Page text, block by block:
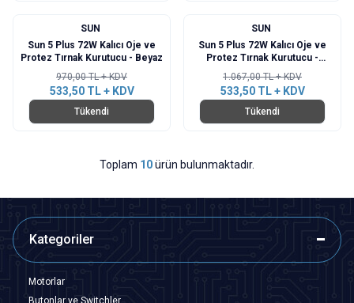
SUN
Sun 5 Plus 72W Kalıcı Oje ve
Protez Tırnak Kurutucu - Beyaz
970,00TL + KDV
533,50TL + KDV
Tükendi
SUN
Sun 5 Plus 72W Kalıcı Oje ve
Protez Tırnak Kurutucu -
Gümüş
1.067,00TL + KDV
533,50TL + KDV
Tükendi
Toplam 10ürün bulunmaktadır.
Kategoriler
Motorlar
Butonlar ve Switchler